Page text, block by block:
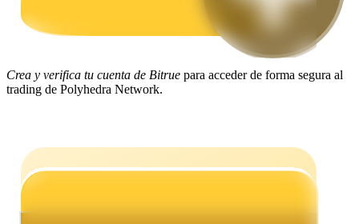
Earn
Power Piggy
Crea y verifica tu cuenta de Bitrue para acceder de forma segura al
trading de Polyhedra Network.